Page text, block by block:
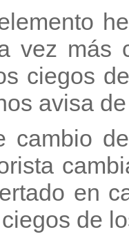
vez más
ciegos
avisa
cambio
en
de